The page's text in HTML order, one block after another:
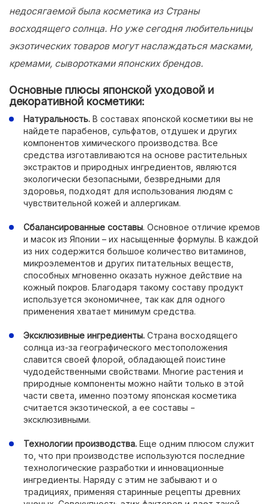
недосягаемой была косметика из Страны
восходящего солнца. Но уже сегодня любительницы
экзотических товаров могут наслаждаться масками,
кремами, сыворотками японских брендов.
Основные плюсы японской уходовой и
декоративной косметики:
Натуральность. В составах японской косметики вы не
найдете парабенов, сульфатов, отдушек и других
компонентов химического производства. Все
средства изготавливаются на основе растительных
экстрактов и природных ингредиентов, являются
экологически безопасными, безвредными для
здоровья, подходят для использования людям с
чувствительной кожей и аллергикам.
Сбалансированные составы. Основное отличие кремов
и масок из Японии – их насыщенные формулы. В каждой
из них содержится большое количество витаминов,
микроэлементов и других питательных веществ,
способных мгновенно оказать нужное действие на
кожный покров. Благодаря такому составу продукт
используется экономичнее, так как для одного
применения хватает минимум средства.
Эксклюзивные ингредиенты. Страна восходящего
солнца из-за географического местоположения
славится своей флорой, обладающей поистине
чудодейственными свойствами. Многие растения и
природные компоненты можно найти только в этой
части света, именно поэтому японская косметика
считается экзотической, а ее составы −
эксклюзивными.
Технологии производства. Еще одним плюсом служит
то, что при производстве используются последние
технологические разработки и инновационные
ингредиенты. Наряду с этим не забывают и о
традициях, применяя старинные рецепты древних